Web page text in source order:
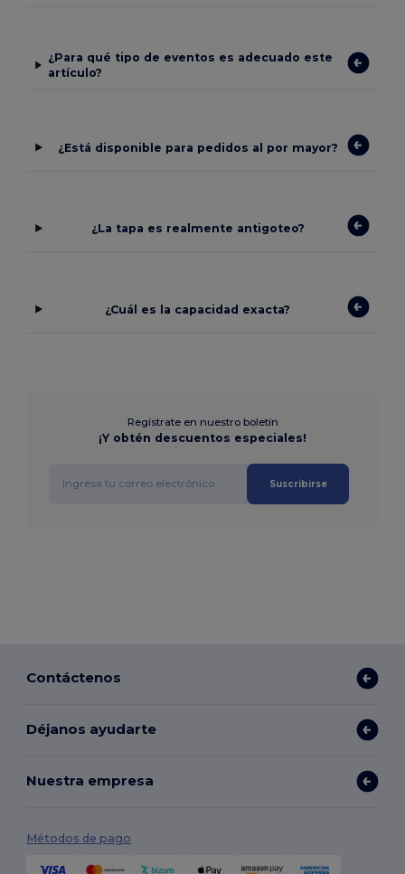
¿Para qué tipo de eventos es adecuado este
artículo?
¿Está disponible para pedidos al por mayor?
¿La tapa es realmente antigoteo?
¿Cuál es la capacidad exacta?
Regístrate en nuestro boletín
¡Y obtén descuentos especiales!
Suscribirse
Contáctenos
Déjanos ayudarte
Nuestra empresa
Métodos de pago